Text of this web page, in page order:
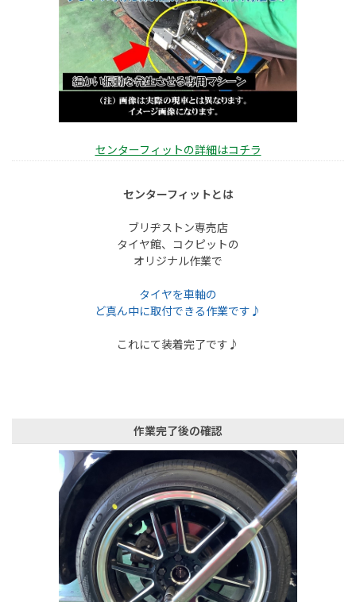
センターフィットの詳細はコチラ
センターフィットとは
ブリヂストン専売店
タイヤ館、コクピットの
オリジナル作業で
タイヤを車軸の
ど真ん中に取付できる作業です♪
これにて装着完了です♪
作業完了後の確認